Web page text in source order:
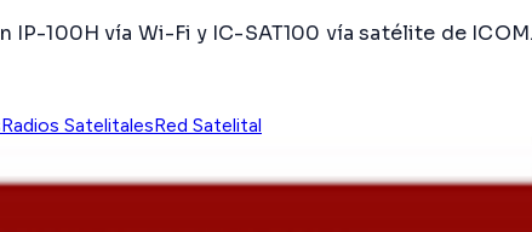
100H vía Wi-Fi y IC-SAT100 vía satélite de
Radios SatelitalesRed Satelital